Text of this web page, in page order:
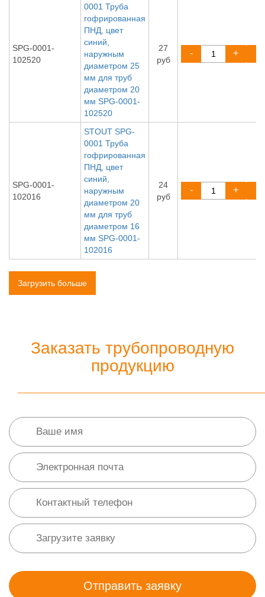
SPG-0001-
102520
0001 Труба
гофрированная
ПНД, цвет
синий,
наружным
диаметром 25
мм для труб
диаметром 20
мм SPG-0001-
102520
27
руб
- +
SPG-0001-
102016
STOUT SPG-
0001 Труба
гофрированная
ПНД, цвет
синий,
наружным
диаметром 20
мм для труб
диаметром 16
мм SPG-0001-
102016
24
руб
- +
Загрузить больше
Заказать трубопроводную
продукцию